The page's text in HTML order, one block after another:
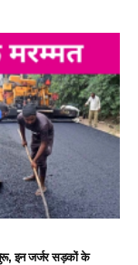
इन जर्जर सड़कों के